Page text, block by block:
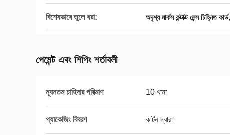
বিশেষভাবে তুলে ধরা: অদৃশ্য মার্কস কন্টাক্ট লেন্স চিহ্নিত কার্ড,
পেমেন্ট এবং শিপিং শর্তাবলী
ন্যূনতম চাহিদার পরিমাণ 10 খানা
প্যাকেজিং বিবরণ কার্টন দ্বারা